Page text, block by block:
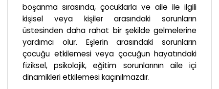
boşanma sırasında, çocuklarla ve aile ile ilgili
kişisel veya kişiler arasındaki sorunların
üstesinden daha rahat bir şekilde gelmelerine
yardımcı olur. Eşlerin arasındaki sorunların
çocuğu etkilemesi veya çocuğun hayatındaki
fiziksel, psikolojik, eğitim sorunlarının aile içi
dinamikleri etkilemesi kaçınılmazdır.